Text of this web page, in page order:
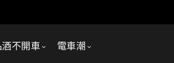
酒不開車 電車潮